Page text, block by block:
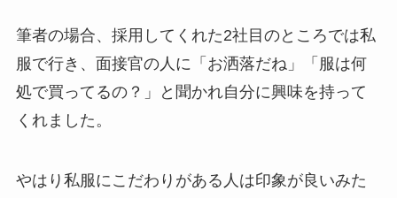
筆者の場合、採用してくれた2社目のところでは私
服で行き、面接官の人に「お洒落だね」「服は何
処で買ってるの？」と聞かれ自分に興味を持って
くれました。
やはり私服にこだわりがある人は印象が良いみた